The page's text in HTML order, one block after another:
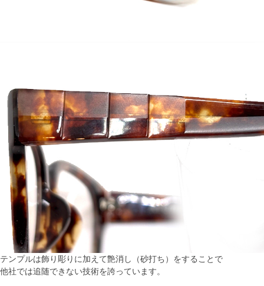
テンプルは飾り彫りに加えて艶消し（砂打ち）をすることで
他社では追随できない技術を誇っています。